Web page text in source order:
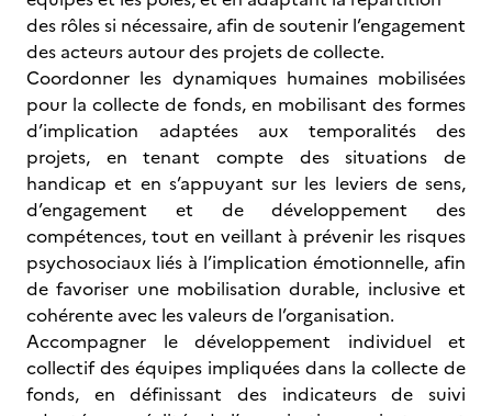
des rôles si nécessaire, afin de soutenir l’engagement
des acteurs autour des projets de collecte.
Coordonner les dynamiques humaines mobilisées
pour la collecte de fonds, en mobilisant des formes
d’implication adaptées aux temporalités des
projets, en tenant compte des situations de
handicap et en s’appuyant sur les leviers de sens,
d’engagement et de développement des
compétences, tout en veillant à prévenir les risques
psychosociaux liés à l’implication émotionnelle, afin
de favoriser une mobilisation durable, inclusive et
cohérente avec les valeurs de l’organisation.
Accompagner le développement individuel et
collectif des équipes impliquées dans la collecte de
fonds, en définissant des indicateurs de suivi